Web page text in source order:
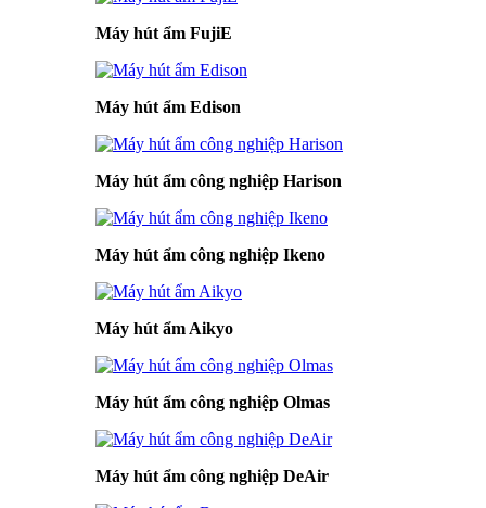
Máy hút ẩm FujiE
Máy hút ẩm Edison
Máy hút ẩm công nghiệp Harison
Máy hút ẩm công nghiệp Ikeno
Máy hút ẩm Aikyo
Máy hút ẩm công nghiệp Olmas
Máy hút ẩm công nghiệp DeAir